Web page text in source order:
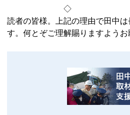
◇
読者の皆様。上記の理由で田中は
す。何とぞご理解賜りますようお